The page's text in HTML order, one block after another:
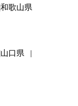
和歌山県
山口県